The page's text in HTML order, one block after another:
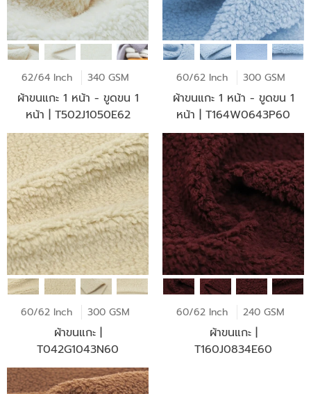
62/64 Inch 340 GSM
ผ้าขนแกะ 1 หน้า - ขูดขน 1
หน้า | T502J1050E62
60/62 Inch 300 GSM
ผ้าขนแกะ 1 หน้า - ขูดขน 1
หน้า | T164W0643P60
60/62 Inch 300 GSM
ผ้าขนแกะ |
T042G1043N60
60/62 Inch 240 GSM
ผ้าขนแกะ |
T160J0834E60